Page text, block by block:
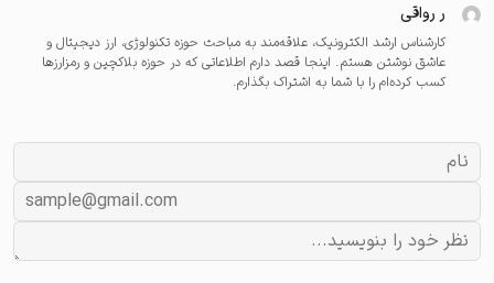
ر رواقی
کارشناس ارشد الکترونیک، علاقه‌مند به مباحث حوزه تکنولوژی، ارز دیجیتال و
عاشق نوشتن هستم. اینجا قصد دارم اطلاعاتی که در حوزه بلاکچین و رمزارزها
کسب کرده‌ام را با شما به اشتراک بگذارم.